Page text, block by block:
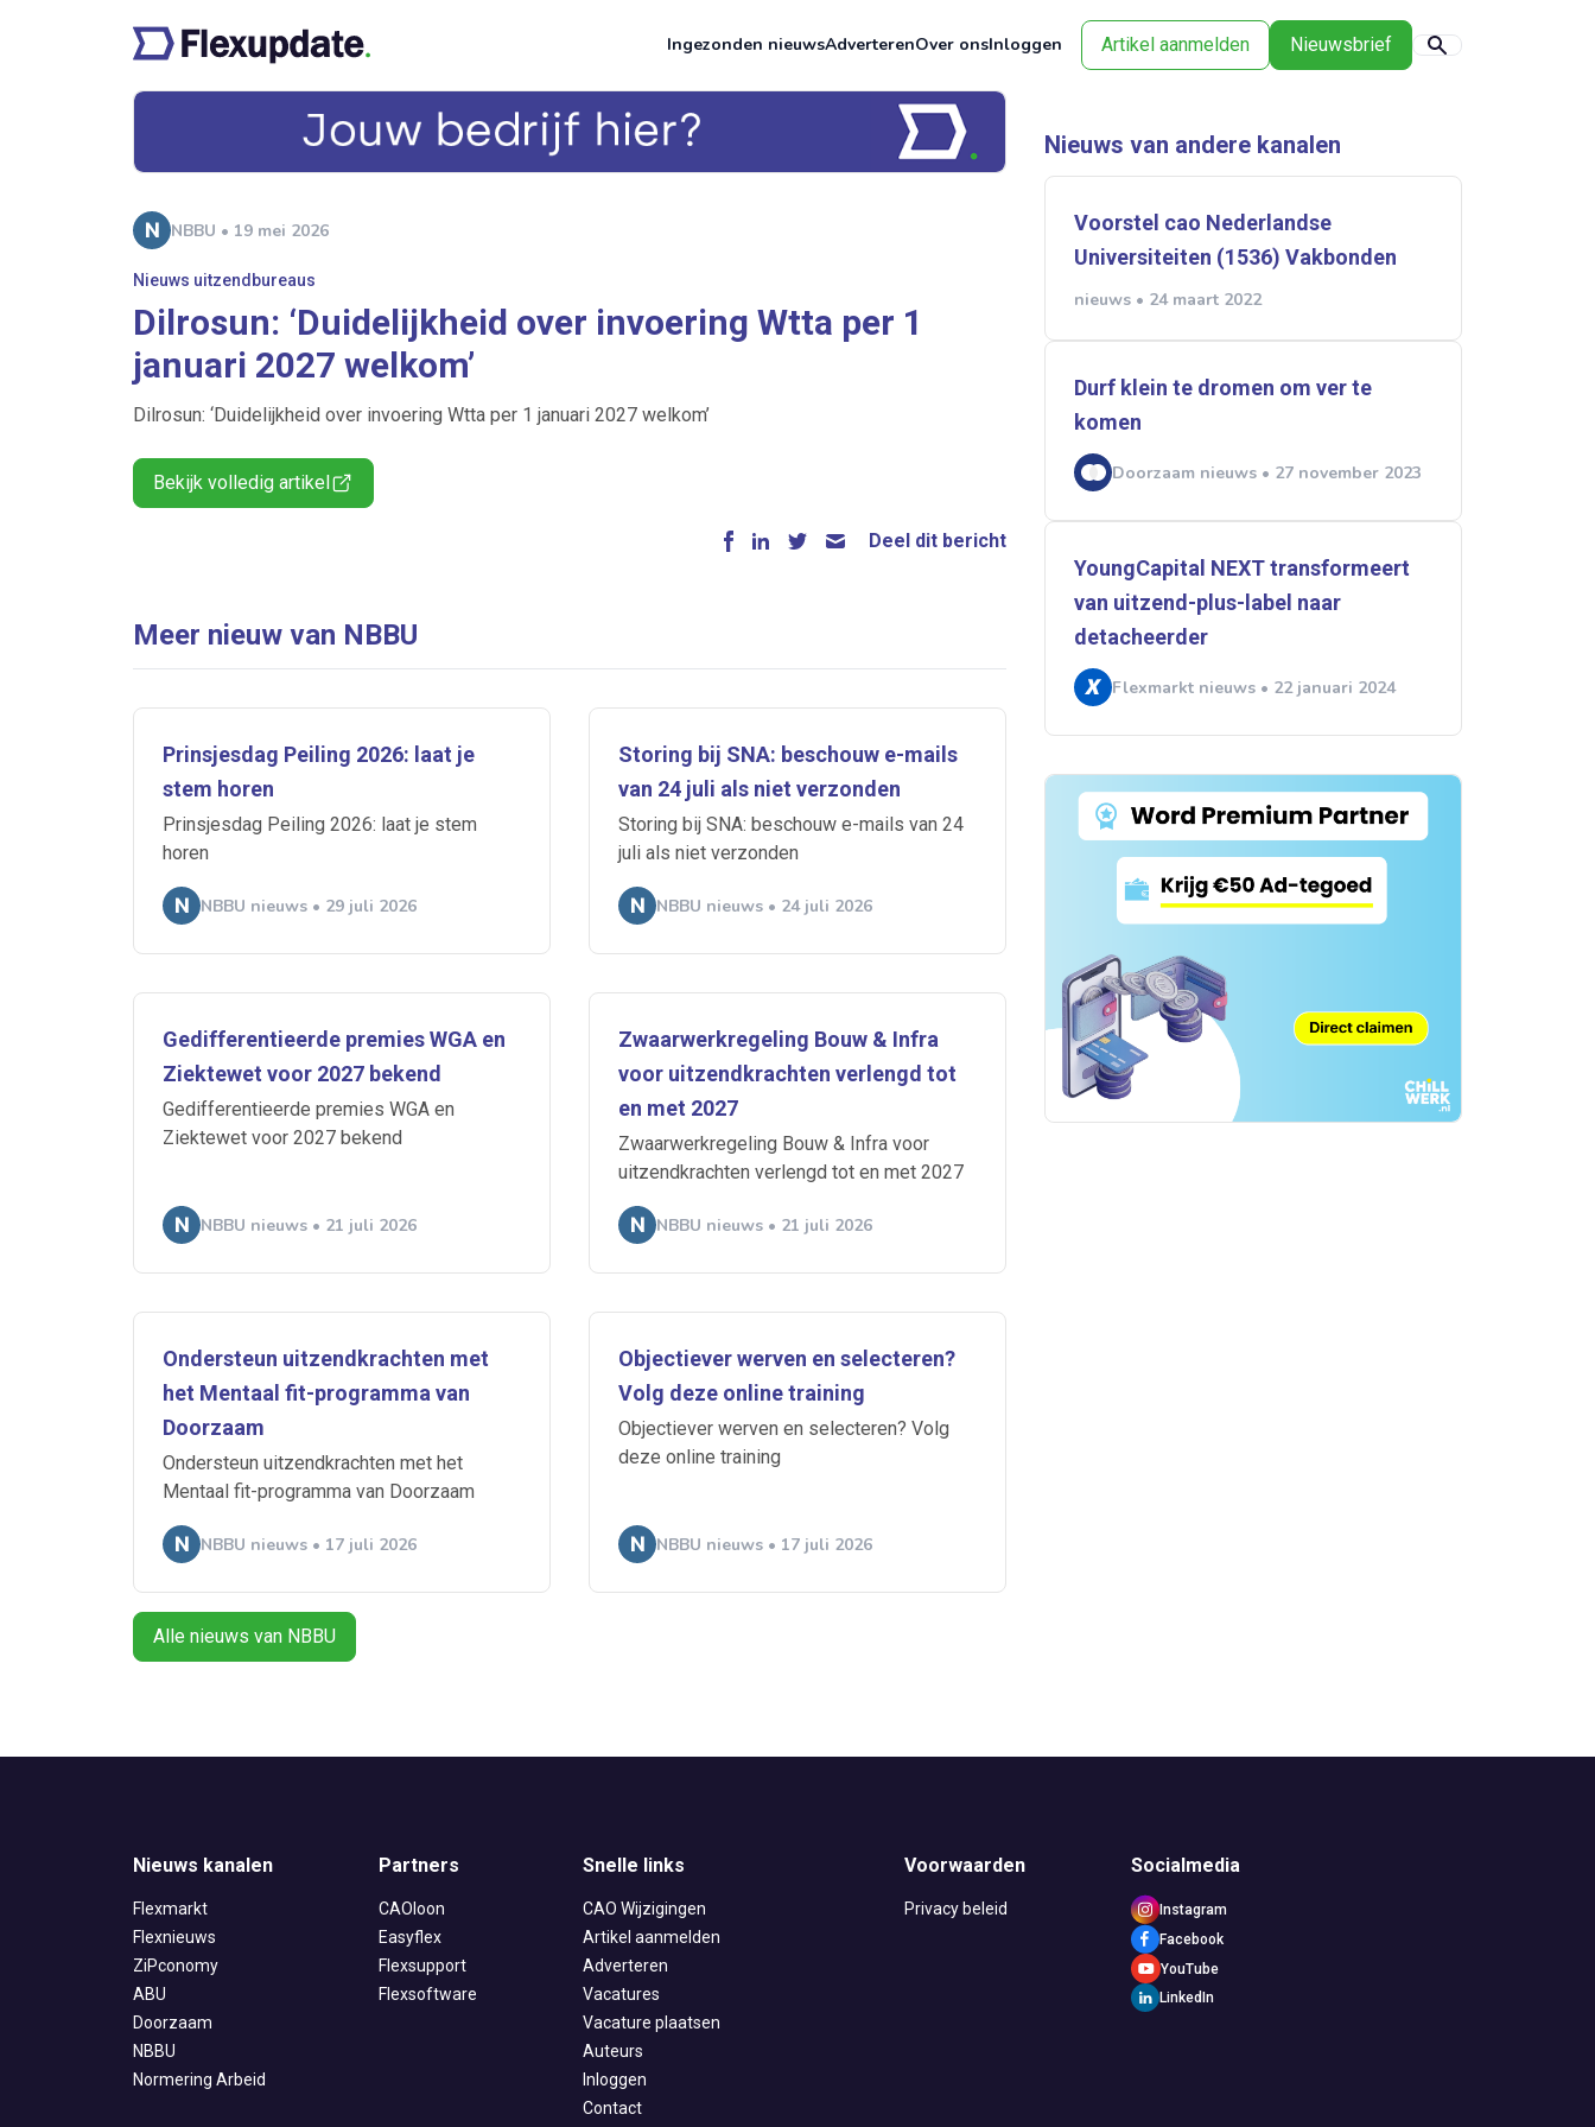
Ingezonden nieuwsAdverterenOver onsInloggen Artikel aanmelden Nieuwsbrief
NBBU • 19 mei 2026
Nieuws uitzendbureaus
Dilrosun: ‘Duidelijkheid over invoering Wtta per 1
januari 2027 welkom’
Dilrosun: ‘Duidelijkheid over invoering Wtta per 1 januari 2027 welkom’
Bekijk volledig artikel
Deel dit bericht
Meer nieuw van NBBU
Prinsjesdag Peiling 2026: laat je
stem horen
Prinsjesdag Peiling 2026: laat je stem
horen
NBBU nieuws • 29 juli 2026
Storing bij SNA: beschouw e-mails
van 24 juli als niet verzonden
Storing bij SNA: beschouw e-mails van 24
juli als niet verzonden
NBBU nieuws • 24 juli 2026
Gedifferentieerde premies WGA en
Ziektewet voor 2027 bekend
Gedifferentieerde premies WGA en
Ziektewet voor 2027 bekend
NBBU nieuws • 21 juli 2026
Zwaarwerkregeling Bouw & Infra
voor uitzendkrachten verlengd tot
en met 2027
Zwaarwerkregeling Bouw & Infra voor
uitzendkrachten verlengd tot en met 2027
NBBU nieuws • 21 juli 2026
Ondersteun uitzendkrachten met
het Mentaal fit-programma van
Doorzaam
Ondersteun uitzendkrachten met het
Mentaal fit-programma van Doorzaam
NBBU nieuws • 17 juli 2026
Objectiever werven en selecteren?
Volg deze online training
Objectiever werven en selecteren? Volg
deze online training
NBBU nieuws • 17 juli 2026
Alle nieuws van NBBU
Nieuws van andere kanalen
Voorstel cao Nederlandse
Universiteiten (1536) Vakbonden
nieuws • 24 maart 2022
Durf klein te dromen om ver te
komen
Doorzaam nieuws • 27 november 2023
YoungCapital NEXT transformeert
van uitzend-plus-label naar
detacheerder
Flexmarkt nieuws • 22 januari 2024
Ontvang vacatures direct in je mailbox
Alerts ontvangen
Nieuws kanalen
Flexmarkt
Flexnieuws
ZiPconomy
ABU
Doorzaam
NBBU
Normering Arbeid
Partners
CAOloon
Easyflex
Flexsupport
Flexsoftware
Snelle links
CAO Wijzigingen
Artikel aanmelden
Adverteren
Vacatures
Vacature plaatsen
Auteurs
Inloggen
Contact
Voorwaarden
Privacy beleid
Socialmedia
Instagram
Facebook
YouTube
LinkedIn
ABU Flexnieuws
Normering Arbeid
ZiPconomy